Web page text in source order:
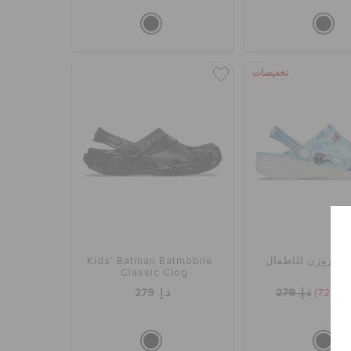
تخفيضات
فروزن للأطفال
د.إ. 279
Kids' Batman Batmobile
Classic Clog
د.إ. 279